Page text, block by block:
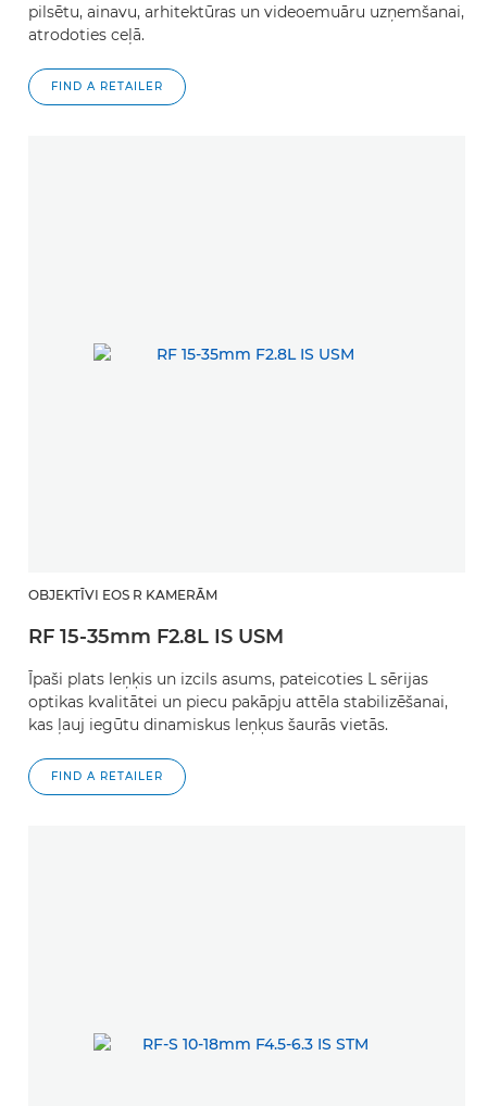
pilsētu, ainavu, arhitektūras un videoemuāru uzņemšanai,
atrodoties ceļā.
FIND A RETAILER
OBJEKTĪVI EOS R KAMERĀM
RF 15-35mm F2.8L IS USM
Īpaši plats leņķis un izcils asums, pateicoties L sērijas
optikas kvalitātei un piecu pakāpju attēla stabilizēšanai,
kas ļauj iegūtu dinamiskus leņķus šaurās vietās.
FIND A RETAILER